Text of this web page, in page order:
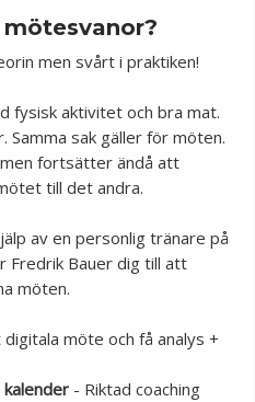
men svårt i praktiken!
fysisk aktivitet och bra mat.
Samma sak gäller för möten.
fortsätter ändå att
till det andra.
av en personlig tränare på
Fredrik Bauer dig till att
möten.
digitala möte och få analys +
- Riktad coaching